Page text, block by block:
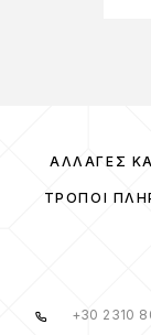
ΑΛΛΑΓΈΣ
ΤΡΌΠΟΙ
+30 2310